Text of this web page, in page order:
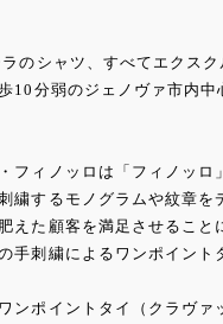
のシャツ、すべてエクス
10分弱のジェノヴァ市内
フィノッロは「フィノッロ
繍するモノグラムや紋章を
えた顧客を満足させること
手刺繍によるワンポイント
ンポイントタイ（クラヴ